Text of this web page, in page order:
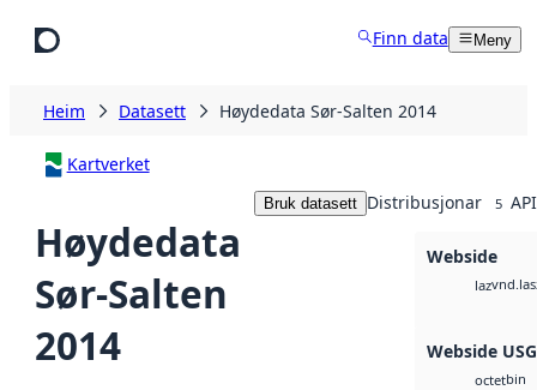
Finn data Meny
Heim Datasett Høydedata Sør-Salten 2014
Kartverket
Høydedata
Sør-Salten
2014
Bruk datasett Distribusjonar 5
Webside
laz
Webside
octetbin